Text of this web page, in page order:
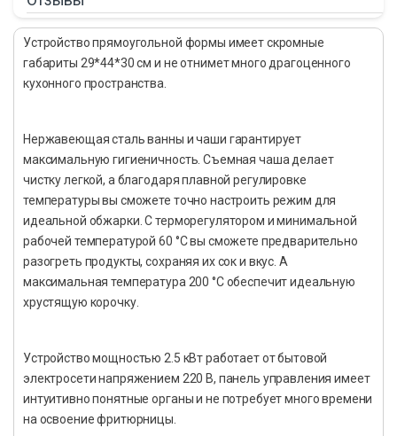
Устройство прямоугольной формы имеет скромные
габариты 29*44*30 см и не отнимет много драгоценного
кухонного пространства.
Нержавеющая сталь ванны и чаши гарантирует
максимальную гигиеничность. Съемная чаша делает
чистку легкой, а благодаря плавной регулировке
температуры вы сможете точно настроить режим для
идеальной обжарки. С терморегулятором и минимальной
рабочей температурой 60 °C вы сможете предварительно
разогреть продукты, сохраняя их сок и вкус. А
максимальная температура 200 °C обеспечит идеальную
хрустящую корочку.
Устройство мощностью 2.5 кВт работает от бытовой
электросети напряжением 220 В, панель управления имеет
интуитивно понятные органы и не потребует много времени
на освоение фритюрницы.